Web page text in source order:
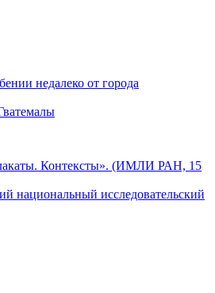
недалеко от города
Контексты». (ИМЛИ РАН, 15
национальный исследовательский